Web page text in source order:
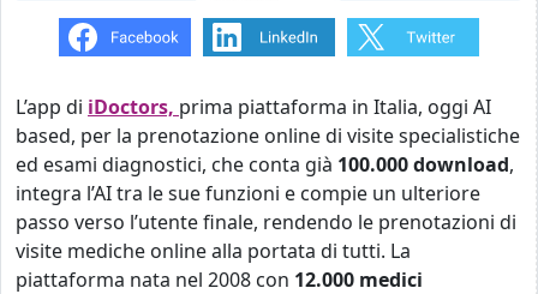
L’app di iDoctors, prima piattaforma in Italia, oggi AI
based, per la prenotazione online di visite specialistiche
ed esami diagnostici, che conta già 100.000 download,
integra l’AI tra le sue funzioni e compie un ulteriore
passo verso l’utente finale, rendendo le prenotazioni di
visite mediche online alla portata di tutti. La
piattaforma nata nel 2008 con 12.000 medici